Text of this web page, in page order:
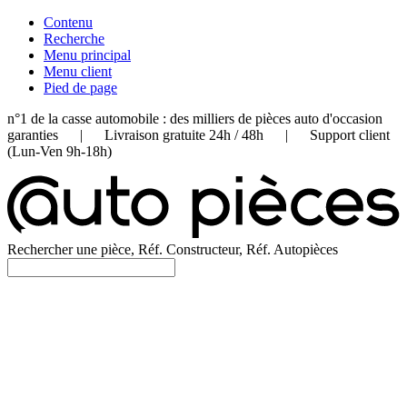
Contenu
Recherche
Menu principal
Menu client
Pied de page
n°1 de la casse automobile : des milliers de pièces auto d'occasion
garanties | Livraison gratuite 24h / 48h | Support client
(Lun-Ven 9h-18h)
Rechercher une pièce, Réf. Constructeur, Réf. Autopièces